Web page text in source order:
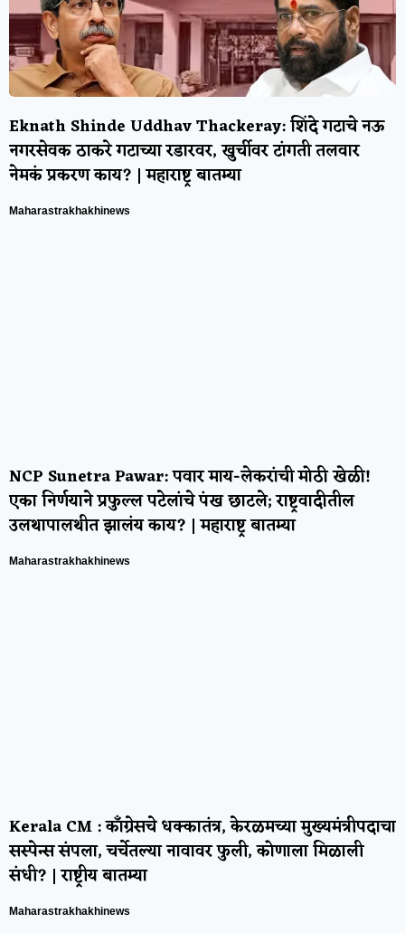
Eknath Shinde Uddhav Thackeray: शिंदे गटाचे नऊ
नगरसेवक ठाकरे गटाच्या रडारवर, खुर्चीवर टांगती तलवार
नेमकं प्रकरण काय? | महाराष्ट्र बातम्या
Maharastrakhakhinews
NCP Sunetra Pawar: पवार माय-लेकरांची मोठी खेळी!
एका निर्णयाने प्रफुल्ल पटेलांचे पंख छाटले; राष्ट्रवादीतील
उलथापालथीत झालंय काय? | महाराष्ट्र बातम्या
Maharastrakhakhinews
Kerala CM : काँग्रेसचे धक्कातंत्र, केरळमच्या मुख्यमंत्रीपदाचा
सस्पेन्स संपला, चर्चेतल्या नावावर फुली, कोणाला मिळाली
संधी? | राष्ट्रीय बातम्या
Maharastrakhakhinews